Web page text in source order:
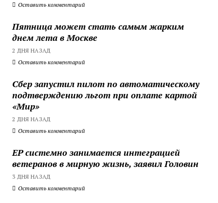
Оставить комментарий
Пятница может стать самым жарким
днем лета в Москве
2 ДНЯ НАЗАД
Оставить комментарий
Сбер запустил пилот по автоматическому
подтверждению льгот при оплате картой
«Мир»
2 ДНЯ НАЗАД
Оставить комментарий
ЕР системно занимается интеграцией
ветеранов в мирную жизнь, заявил Головин
3 ДНЯ НАЗАД
Оставить комментарий